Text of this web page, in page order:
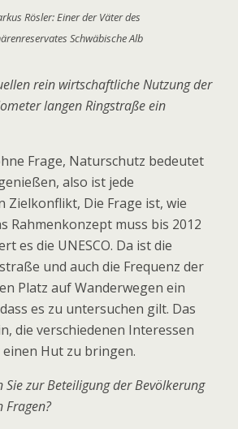
Rösler: Einer der Väter des
Schwäbische Alb
rein wirtschaftliche Nutzung der
langen Ringstraße ein
Frage, Naturschutz bedeutet
also ist jede
Zielkonflikt, Die Frage ist, wie
Rahmenkonzept muss bis 2012
es die UNESCO. Da ist die
und auch die Frequenz der
Platz auf Wanderwegen ein
es zu untersuchen gilt. Das
die verschiedenen Interessen
Hut zu bringen.
Sie zur Beteiligung der Bevölkerung
Fragen?